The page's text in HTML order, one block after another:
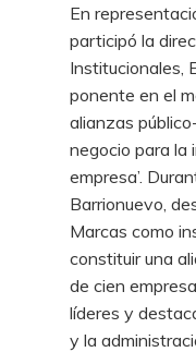
En
participó la
Institucionales,
ponente en el
alianzas
negocio para la
empresa’.
Barrionuevo,
Marcas como
constituir una
de cien
líderes y
y la